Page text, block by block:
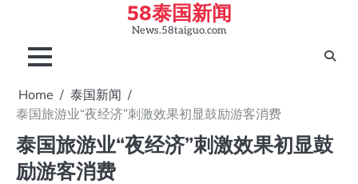
content
58泰国新闻
News.58taiguo.com
Home
泰国新闻
泰国旅游业“夜经济”刺激效果初显鼓励游客消费
泰国旅游业“夜经济”刺激效果初显鼓
励游客消费